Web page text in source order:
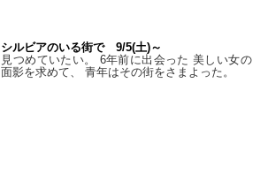
シルビアのいる街で 9/5(土)～
見つめていたい。 6年前に出会った 美しい女の
面影を求めて、 青年はその街をさまよった。